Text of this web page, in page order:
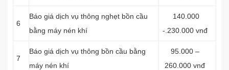
6
Báo giá dịch vụ thông nghẹt bồn cầu
bằng máy nén khí
140.000
-.230.000 vnđ
7
Báo giá dịch vụ thông bồn cầu bằng
máy nén khí
95.000 –
260.000 vnđ